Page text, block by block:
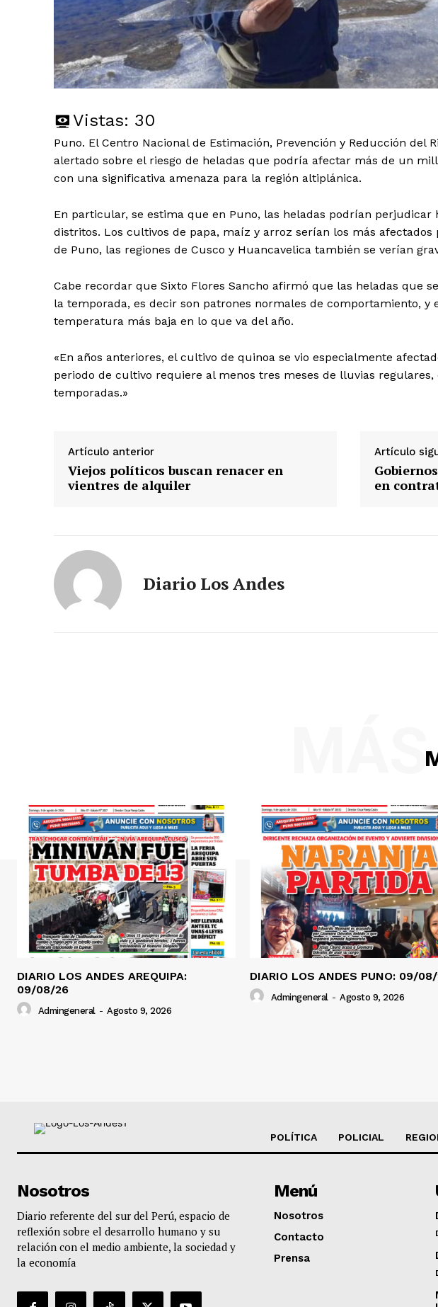
Vistas: 30
Puno. El Centro Nacional de Estimación, Prevención y Reducción del
alertado sobre el riesgo de heladas que podría afectar más de un
con una significativa amenaza para la región altiplánica.
En particular, se estima que en Puno, las heladas podrían perjudicar
distritos. Los cultivos de papa, maíz y arroz serían los más
de Puno, las regiones de Cusco y Huancavelica también se verían
Cabe recordar que Sixto Flores Sancho afirmó que las heladas que
la temporada, es decir son patrones normales de comportamiento, y
temperatura más baja en lo que va del año.
«En años anteriores, el cultivo de quinoa se vio especialmente
periodo de cultivo requiere al menos tres meses de lluvias
temporadas.»
Artículo anterior
Viejos políticos buscan renacer en
vientres de alquiler
Artículo
en
Diario Los Andes
DIARIO LOS ANDES AREQUIPA:
09/08/26
Admingeneral - Agosto 9, 2026
DIARIO LOS ANDES PUNO: 09/
Admingeneral - Agosto 9, 2026
POLÍTICA POLICIAL
Nosotros
Diario referente del sur del Perú, espacio de
reflexión sobre el desarrollo humano y su
relación con el medio ambiente, la sociedad y
la economía
Menú
Nosotros
Contacto
Prensa